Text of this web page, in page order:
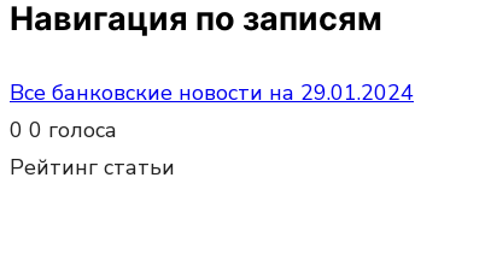
Навигация по записям
Все банковские новости на 29.01.2024
0 0 голоса
Рейтинг статьи